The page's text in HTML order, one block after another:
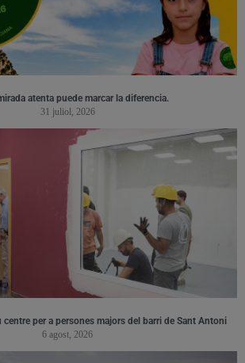
atenta puede marcar la diferencia.
31 juliol, 2026
per a persones majors del barri de Sant Antoni
6 agost, 2026